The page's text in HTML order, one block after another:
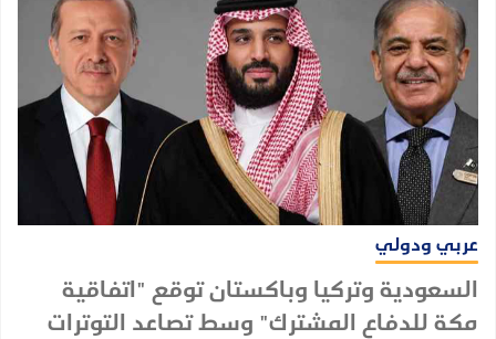
عربي ودولي
السعودية وتركيا وباكستان توقع "اتفاقية
مكة للدفاع المشترك" وسط تصاعد التوترات